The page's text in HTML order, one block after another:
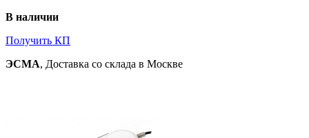
В наличии
Получить КП
ЭСМА, Доставка со склада в Москве